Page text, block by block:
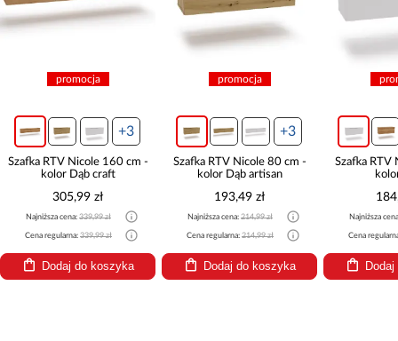
+3
Nicole 160 cm -
Dąb craft
339,99 zł
339,99 zł
do koszyka
+3
Szafka RTV Nicole 80 cm -
kolor Dąb artisan
Najniższa cena: 214,99 zł
Cena regularna: 214,99 zł
Dodaj do koszyka
Szafka RTV Nicole 80
Najniższa cena: 204,99 zł
Cena regularna: 204,99 zł
Dodaj do